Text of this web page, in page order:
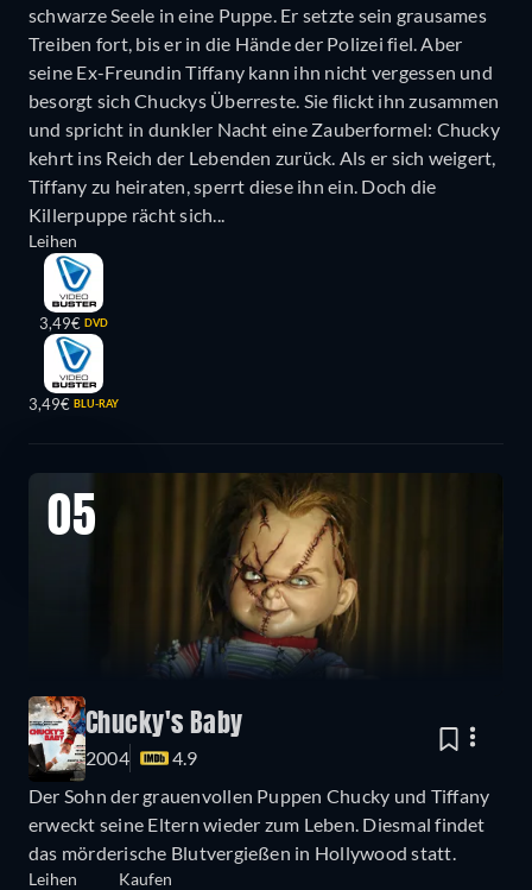
schwarze Seele in eine Puppe. Er setzte sein grausames
Treiben fort, bis er in die Hände der Polizei fiel. Aber
seine Ex-Freundin Tiffany kann ihn nicht vergessen und
besorgt sich Chuckys Überreste. Sie flickt ihn zusammen
und spricht in dunkler Nacht eine Zauberformel: Chucky
kehrt ins Reich der Lebenden zurück. Als er sich weigert,
Tiffany zu heiraten, sperrt diese ihn ein. Doch die
Killerpuppe rächt sich...
Leihen
3,49€ DVD
3,49€ BLU-RAY
05
Chucky's Baby
2004
4.9
Der Sohn der grauenvollen Puppen Chucky und Tiffany
erweckt seine Eltern wieder zum Leben. Diesmal findet
das mörderische Blutvergießen in Hollywood statt.
Leihen Kaufen